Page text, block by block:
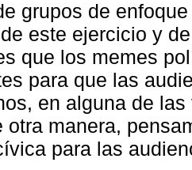
grupos de
este ejercicio y
que los memes
para que las
en alguna de
otra manera,
para las